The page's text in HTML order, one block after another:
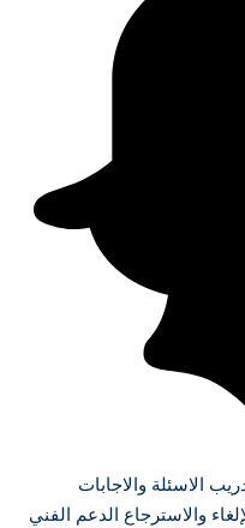
الاسئلة والاجابات
والاسترجاع الدعم الفني